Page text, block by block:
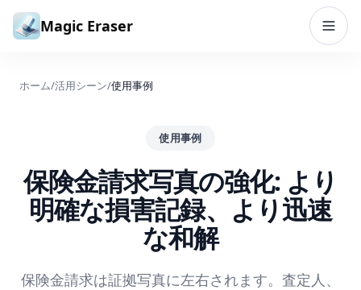
コンテンツへスキップ
Magic Eraser
ホーム/活用シーン/使用事例
使用事例
保険金請求写真の強化: より
明確な損害記録、より迅速
な和解
保険金請求は証拠写真に左右されます。査定人、